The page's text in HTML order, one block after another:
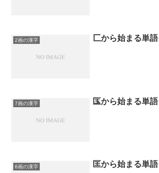
2画の漢字 匚から始まる単語
7画の漢字 匤から始まる単語
6画の漢字 匡から始まる単語